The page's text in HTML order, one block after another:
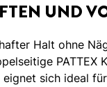
UND
Halt ohne
PATTEX
sich ideal